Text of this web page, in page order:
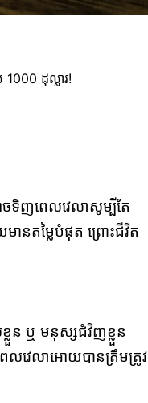
ដុល្លារ!
ទិញពេលវេលាសូម្បីតែ
នតម្លៃបំផុត ព្រោះជីវិត
លួន ឬ មនុស្សជំវិញខ្លួន
លវេលាអោយបានត្រឹមត្រូវ